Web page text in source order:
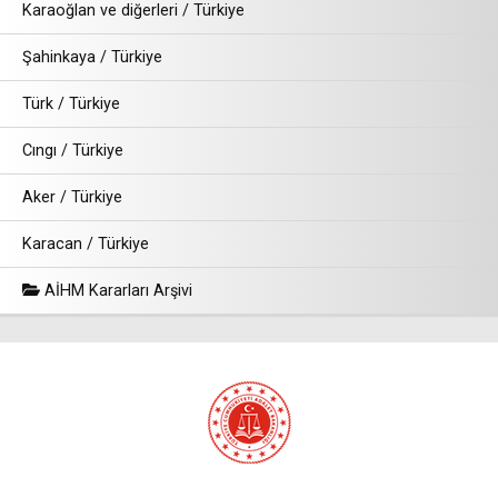
Karaoğlan ve diğerleri / Türkiye
Şahinkaya / Türkiye
Türk / Türkiye
Cıngı / Türkiye
Aker / Türkiye
Karacan / Türkiye
AİHM Kararları Arşivi